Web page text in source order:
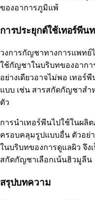
ของอาการภูมิแพ้
การประยุกต์ใช้เทอร์พีน
วงการกัญชาทางการแพทย์
ใช้กัญชาในบริบทของอากา
อย่างเดียวอาจไม่พอ เทอร์
แบบ เช่น สารสกัดกัญชาสำ
ตัว
การนำเทอร์พีนไปใช้ในผ
ครอบคลุมรูปแบบอื่น ตัวอย่
ในบริบทของการดูแลผิว จึง
สกัดกัญชาเลือกเน้นฮิวมูลีน
สรุปบทความ